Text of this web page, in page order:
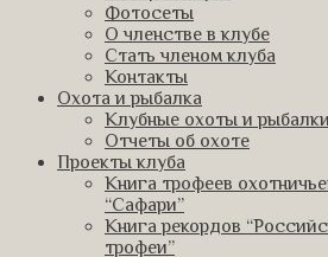
Фотосеты
О членстве в клубе
Стать членом клуба
Контакты
Охота и рыбалка
Клубные охоты и рыбалки
Отчеты об охоте
Проекты клуба
Книга трофеев
“Сафари”
Книга рекордов
трофеи”